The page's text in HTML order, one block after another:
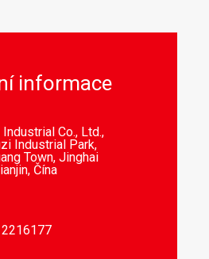
informace
Industrial Co., Ltd.,
Industrial Park,
Town, Jinghai
Čína